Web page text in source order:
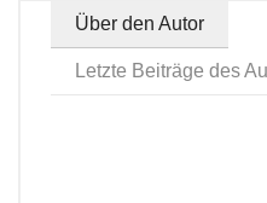
Über den Autor
Letzte Beiträge des